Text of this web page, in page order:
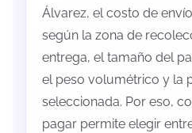
Álvarez, el costo de
según la zona de
entrega, el tamaño del
el peso volumétrico y la
seleccionada. Por eso,
pagar permite elegir